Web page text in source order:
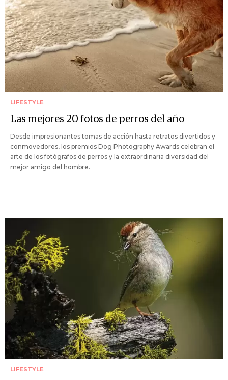
LIFESTYLE
Las mejores 20 fotos de perros del año
Desde impresionantes tomas de acción hasta retratos divertidos y
conmovedores, los premios Dog Photography Awards celebran el
arte de los fotógrafos de perros y la extraordinaria diversidad del
mejor amigo del hombre.
LIFESTYLE